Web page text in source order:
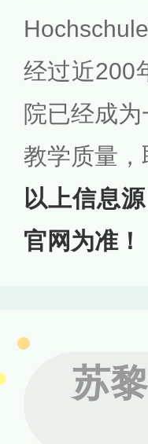
经过近200
院已经成
教学质量
以上信息
官网为准！
苏